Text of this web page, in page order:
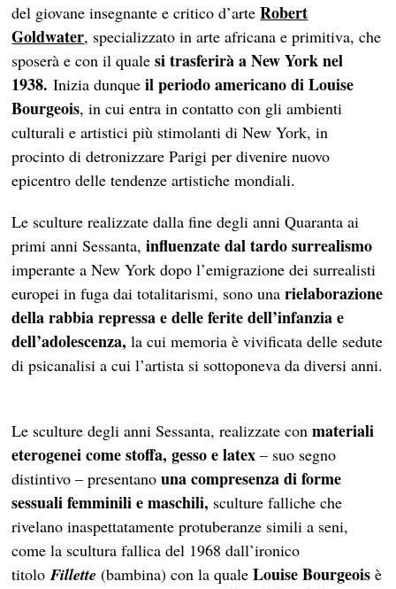
del giovane insegnante e critico d’arte Robert
Goldwater, specializzato in arte africana e primitiva, che
sposerà e con il qualesi trasferirà a New York nel
1938.Inizia dunqueil periodo americano di Louise
Bourgeois, in cui entra in contatto con gli ambienti
culturali e artistici più stimolanti di New York, in
procinto di detronizzare Parigi per divenire nuovo
epicentro delle tendenze artistiche mondiali.
Le sculture realizzate dalla fine degli anni Quaranta ai
primi anni Sessanta,influenzate dal tardo surrealismo
imperante a New York dopo l’emigrazione dei surrealisti
europei in fuga dai totalitarismi, sono unarielaborazione
della rabbia repressa e delle ferite dell’infanzia e
dell’adolescenza, la cui memoria è vivificata delle sedute
di psicanalisi a cui l’artista si sottoponeva da diversi anni.
Le sculture degli anni Sessanta, realizzate con materiali
eterogenei come stoffa, gesso e latex – suo segno
distintivo – presentano una compresenza di forme
sessuali femminili e maschili, sculture falliche che
rivelano inaspettatamente protuberanze simili a seni,
come la scultura fallica del 1968 dall’ironico
titoloFillette (bambina) con la qualeLouise Bourgeoisè